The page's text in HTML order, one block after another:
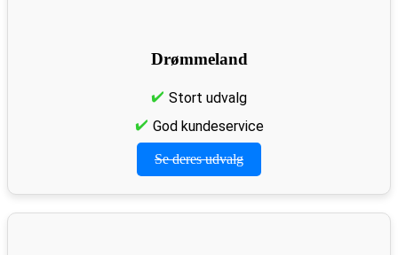
Drømmeland
Stort udvalg
God kundeservice
Se deres udvalg